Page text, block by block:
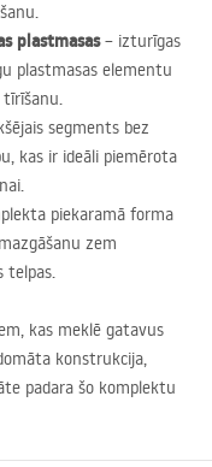
plastmasas– izturīgas
plastmasas elementu
tīrīšanu.
segments bez
kas ir ideāli piemērota
piekaramā forma
zem
telpas.
kas meklē gatavus
konstrukcija,
padara šo komplektu